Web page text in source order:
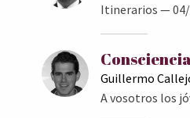
Itinerarios —
Guillermo
A vosotros los